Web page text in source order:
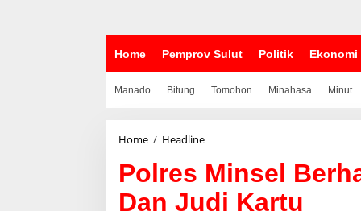
Home Pemprov Sulut Politik Ekonomi
Manado Bitung Tomohon Minahasa Minut
Home / Headline
l
r
e
Polres Minsel
Dan Judi Kartu